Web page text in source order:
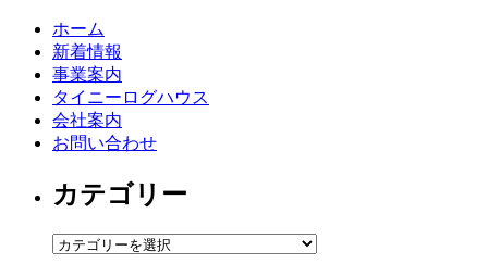
ホーム
新着情報
事業案内
タイニーログハウス
会社案内
お問い合わせ
カテゴリー
カ